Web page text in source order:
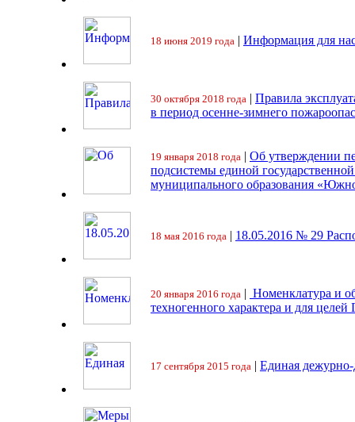
18 июня 2019 года | Информация для
30 октября 2018 года | Правила
в период осенне-зимнего
19 января 2018 года | Об утверждении
подсистемы единой
муниципального образования
18 мая 2016 года | 18.05.2016 № 29
20 января 2016 года | Номенклатура и
техногенного характера и для целей
17 сентября 2015 года | Единая